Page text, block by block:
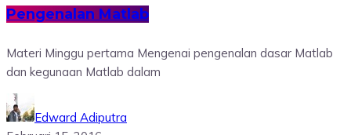
Pengenalan Matlab
Materi Minggu pertama Mengenai pengenalan dasar Matlab
dan kegunaan Matlab dalam
Edward Adiputra